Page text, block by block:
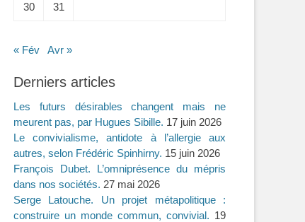
30 31
« Fév Avr »
Derniers articles
Les futurs désirables changent mais ne
meurent pas, par Hugues Sibille. 17 juin 2026
Le convivialisme, antidote à l’allergie aux
autres, selon Frédéric Spinhirny. 15 juin 2026
François Dubet. L’omniprésence du mépris
dans nos sociétés. 27 mai 2026
Serge Latouche. Un projet métapolitique :
construire un monde commun, convivial. 19